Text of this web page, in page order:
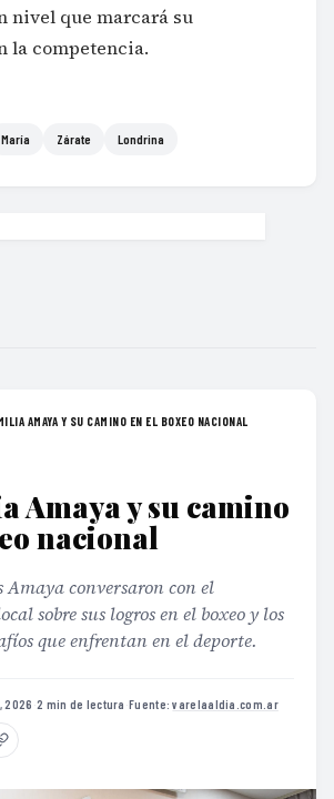
nivel que marcará su
la competencia.
María Zárate Londrina
AMAYA Y SU CAMINO EN EL BOXEO NACIONAL
Amaya y su camino
nacional
Amaya conversaron con el
sobre sus logros en el boxeo y los
que enfrentan en el deporte.
2026 ·2 min de lectura ·Fuente:varelaaldia.com.ar